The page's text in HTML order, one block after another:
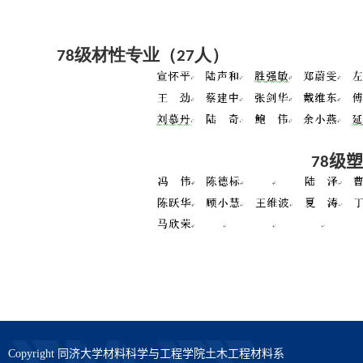
78级材性专业（27人）
78级
Copyright 同济大学材料科学与工程学院土木工程材料系